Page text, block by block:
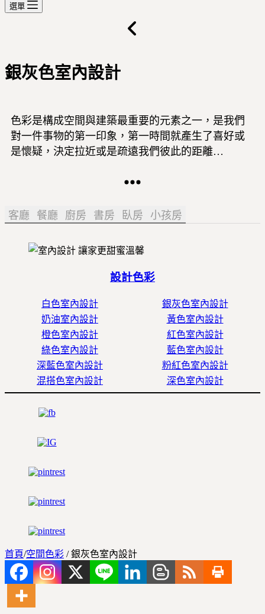
選單
銀灰色室內設計
色彩是構成空間與建築最重要的元素之一，是我們
對一件事物的第一印象，第一時間就產生了喜好或
是懷疑，決定拉近或是疏遠我們彼此的距離…
客廳 餐廳 廚房 書房 臥房 小孩房
設計色彩
白色室內設計
銀灰色室內設計
奶油室內設計
黃色室內設計
橙色室內設計
紅色室內設計
綠色室內設計
藍色室內設計
深藍色室內設計
粉紅色室內設計
混搭色室內設計
深色室內設計
首頁/空間色彩 / 銀灰色室內設計